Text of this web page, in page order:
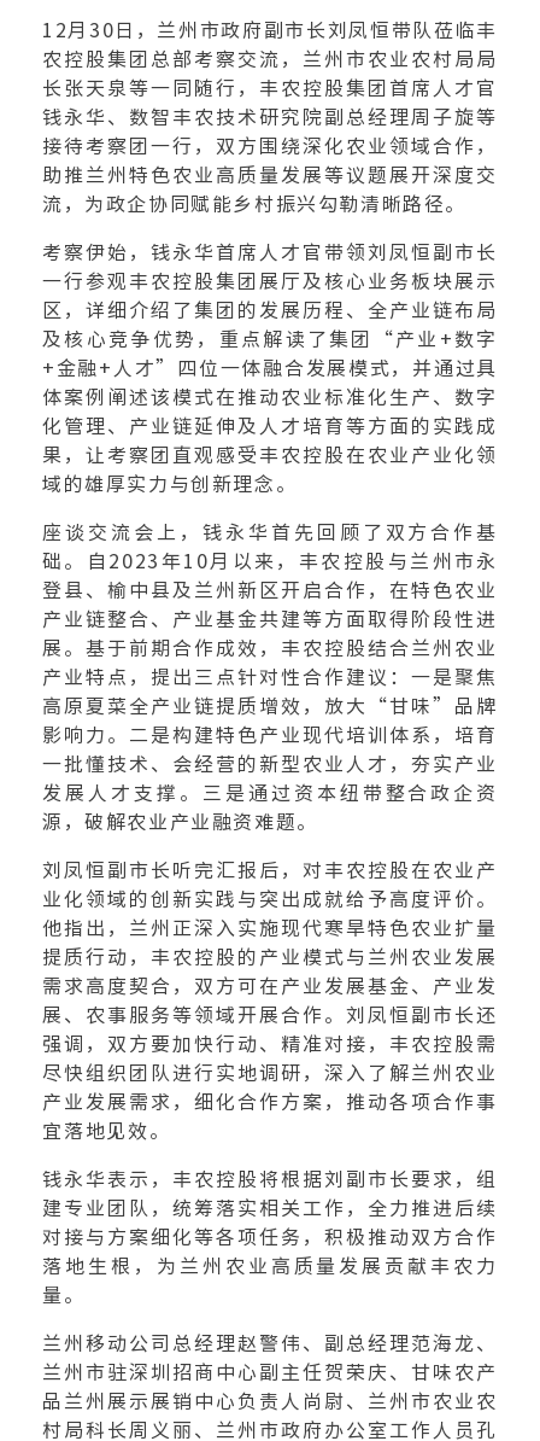
12月30日，兰州市政府副市长刘凤恒带队莅临丰
农控股集团总部考察交流，兰州市农业农村局局
长张天泉等一同随行，丰农控股集团首席人才官
钱永华、数智丰农技术研究院副总经理周子旋等
接待考察团一行，双方围绕深化农业领域合作，
助推兰州特色农业高质量发展等议题展开深度交
流，为政企协同赋能乡村振兴勾勒清晰路径。
考察伊始，钱永华首席人才官带领刘凤恒副市长
一行参观丰农控股集团展厅及核心业务板块展示
区，详细介绍了集团的发展历程、全产业链布局
及核心竞争优势，重点解读了集团“产业+数字
+金融+人才”四位一体融合发展模式，并通过具
体案例阐述该模式在推动农业标准化生产、数字
化管理、产业链延伸及人才培育等方面的实践成
果，让考察团直观感受丰农控股在农业产业化领
域的雄厚实力与创新理念。
座谈交流会上，钱永华首先回顾了双方合作基
础。自2023年10月以来，丰农控股与兰州市永
登县、榆中县及兰州新区开启合作，在特色农业
产业链整合、产业基金共建等方面取得阶段性进
展。基于前期合作成效，丰农控股结合兰州农业
产业特点，提出三点针对性合作建议：一是聚焦
高原夏菜全产业链提质增效，放大“甘味”品牌
影响力。二是构建特色产业现代培训体系，培育
一批懂技术、会经营的新型农业人才，夯实产业
发展人才支撑。三是通过资本纽带整合政企资
源，破解农业产业融资难题。
刘凤恒副市长听完汇报后，对丰农控股在农业产
业化领域的创新实践与突出成就给予高度评价。
他指出，兰州正深入实施现代寒旱特色农业扩量
提质行动，丰农控股的产业模式与兰州农业发展
需求高度契合，双方可在产业发展基金、产业发
展、农事服务等领域开展合作。刘凤恒副市长还
强调，双方要加快行动、精准对接，丰农控股需
尽快组织团队进行实地调研，深入了解兰州农业
产业发展需求，细化合作方案，推动各项合作事
宜落地见效。
钱永华表示，丰农控股将根据刘副市长要求，组
建专业团队，统筹落实相关工作，全力推进后续
对接与方案细化等各项任务，积极推动双方合作
落地生根，为兰州农业高质量发展贡献丰农力
量。
兰州移动公司总经理赵警伟、副总经理范海龙、
兰州市驻深圳招商中心副主任贺荣庆、甘味农产
品兰州展示展销中心负责人尚尉、兰州市农业农
村局科长周义丽、兰州市政府办公室工作人员孔